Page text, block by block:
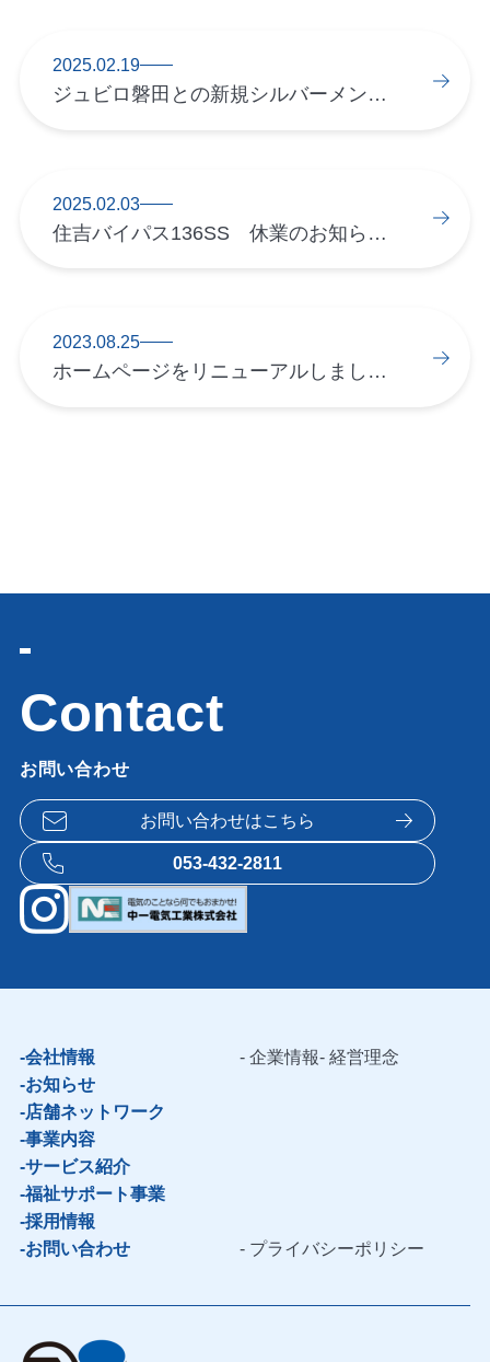
ジュビロ磐田との新規シルバーメンバー契約締結のお知らせ
2025.02.19
住吉バイパス136SS 休業のお知らせ(～3/27予定)
2025.02.03
ホームページをリニューアルしました。
2023.08.25
会社情報 企業情報
経営理念
お知らせ
店舗ネットワーク
事業内容
サービス紹介
福祉サポート事業
採用情報
お問い合わせ
プライバシーポリシー
お問い合わせ
お問い合わせはこちら
053-432-2811